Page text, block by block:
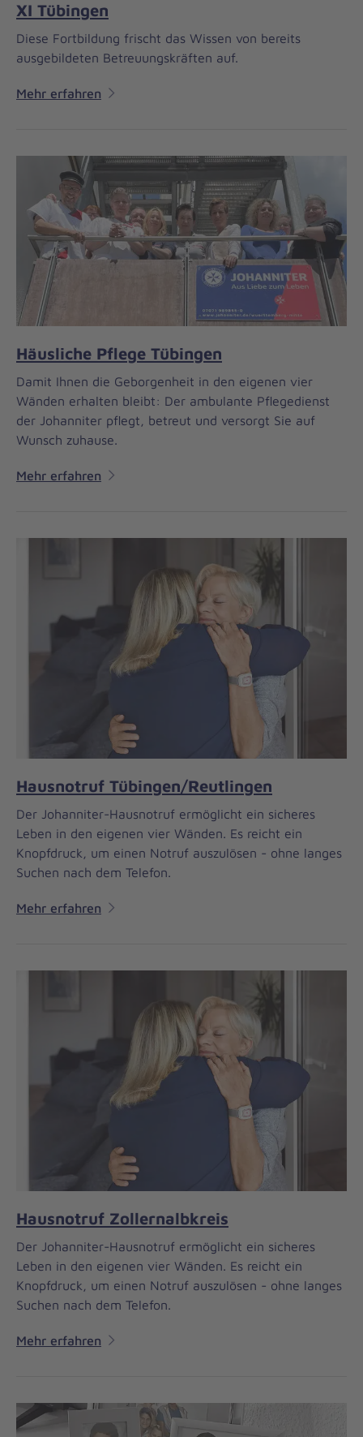
XI Tübingen
Diese Fortbildung frischt das Wissen von bereits
ausgebildeten Betreuungskräften auf.
Mehr erfahren
Häusliche Pflege Tübingen
Damit Ihnen die Geborgenheit in den eigenen vier
Wänden erhalten bleibt: Der ambulante Pflegedienst
der Johanniter pflegt, betreut und versorgt Sie auf
Wunsch zuhause.
Mehr erfahren
Hausnotruf Tübingen/Reutlingen
Der Johanniter-Hausnotruf ermöglicht ein sicheres
Leben in den eigenen vier Wänden. Es reicht ein
Knopfdruck, um einen Notruf auszulösen - ohne langes
Suchen nach dem Telefon.
Mehr erfahren
Hausnotruf Zollernalbkreis
Der Johanniter-Hausnotruf ermöglicht ein sicheres
Leben in den eigenen vier Wänden. Es reicht ein
Knopfdruck, um einen Notruf auszulösen - ohne langes
Suchen nach dem Telefon.
Mehr erfahren